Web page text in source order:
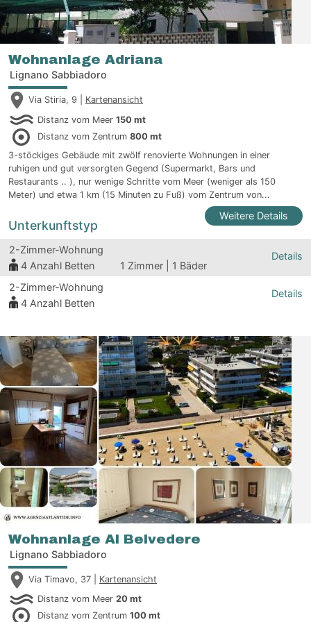
Wohnanlage Adriana
Lignano Sabbiadoro
Via Stiria, 9 | Kartenansicht
Distanz vom Meer 150 mt
Distanz vom Zentrum 800 mt
3-stöckiges Gebäude mit zwölf renovierte Wohnungen in einer
ruhigen und gut versorgten Gegend (Supermarkt, Bars und
Restaurants .. ), nur wenige Schritte vom Meer (weniger als 150
Meter) und etwa 1 km (15 Minuten zu Fuß) vom Zentrum von...
Weitere Details
Unterkunftstyp
2-Zimmer-Wohnung
4 Anzahl Betten 1 Zimmer | 1 Bäder
Details
2-Zimmer-Wohnung
4 Anzahl Betten
Details
Wohnanlage Al Belvedere
Lignano Sabbiadoro
Via Timavo, 37 | Kartenansicht
Distanz vom Meer 20 mt
Distanz vom Zentrum 100 mt